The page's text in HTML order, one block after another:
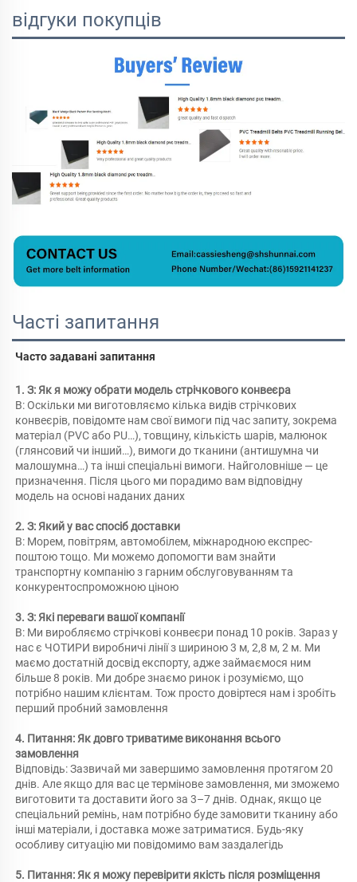
відгуки покупців
Часті запитання
Часто задавані запитання
1. З: Як я можу обрати модель стрічкового конвеєра
В: Оскільки ми виготовляємо кілька видів стрічкових
конвеєрів, повідомте нам свої вимоги під час запиту, зокрема
матеріал (PVC або PU…), товщину, кількість шарів, малюнок
(глянсовий чи інший…), вимоги до тканини (антишумна чи
малошумна…) та інші спеціальні вимоги. Найголовніше — це
призначення. Після цього ми порадимо вам відповідну
модель на основі наданих даних
2. З: Який у вас спосіб доставки
В: Морем, повітрям, автомобілем, міжнародною експрес-
поштою тощо. Ми можемо допомогти вам знайти
транспортну компанію з гарним обслуговуванням та
конкурентоспроможною ціною
3. З: Які переваги вашої компанії
В: Ми виробляємо стрічкові конвеєри понад 10 років. Зараз у
нас є ЧОТИРИ виробничі лінії з шириною 3 м, 2,8 м, 2 м. Ми
маємо достатній досвід експорту, адже займаємося ним
більше 8 років. Ми добре знаємо ринок і розуміємо, що
потрібно нашим клієнтам. Тож просто довіртеся нам і зробіть
перший пробний замовлення
4. Питання: Як довго триватиме виконання всього
замовлення
Відповідь: Зазвичай ми завершимо замовлення протягом 20
днів. Але якщо для вас це термінове замовлення, ми зможемо
виготовити та доставити його за 3–7 днів. Однак, якщо це
спеціальний ремінь, нам потрібно буде замовити тканину або
інші матеріали, і доставка може затриматися. Будь-яку
особливу ситуацію ми повідомимо вам заздалегідь
5. Питання: Як я можу перевірити якість після розміщення